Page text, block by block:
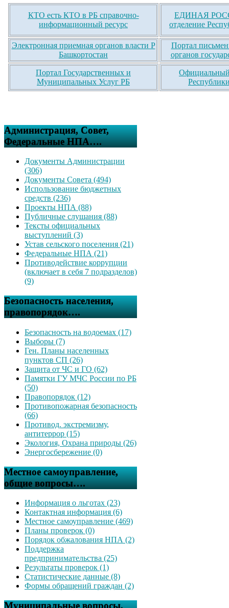
КТО есть КТО в РБ справочно-
информационный ресурс
ЕДИНАЯ
отделение
Электронная приемная органов власти Р
Башкортостан
Портал
органов
Портал Государственных и
Муниципальных Услуг РБ
Официальный
Администрация, Совет,
Федеральные НПА….
Документы Администрации
(306)
Документы Совета (494)
Использование бюджетных
средств (236)
Проекты НПА (88)
Публичные слушания (88)
Тексты официальных
выступлений (3)
Устав сельского поселения (21)
Федеральные НПА (21)
Противодействие коррупции
(включает в себя 7 подразделов)
(9)
Безопасность населения,
правопорядок….
Безопасность на водоемах (17)
Выборы (7)
Ген. Планы населенных
пунктов СП (26)
Защита от ЧС и ГО (62)
Памятки ГУ МЧС России по РБ
(50)
Правопорядок (12)
Противопожарная безопасность
(66)
Противод. экстремизму,
антитеррор (15)
Экология, Охрана природы (26)
Энергосбережение (0)
Местное самоуправление,
общие вопросы….
Информация о льготах (23)
Контактная информация (6)
Местное самоуправление (469)
Планы проверок (0)
Порядок обжалования НПА (2)
Поддержка
предпринимательства (25)
Результаты проверок (1)
Статистические данные (8)
Формы обращений граждан (2)
Муниципальные вопросы,